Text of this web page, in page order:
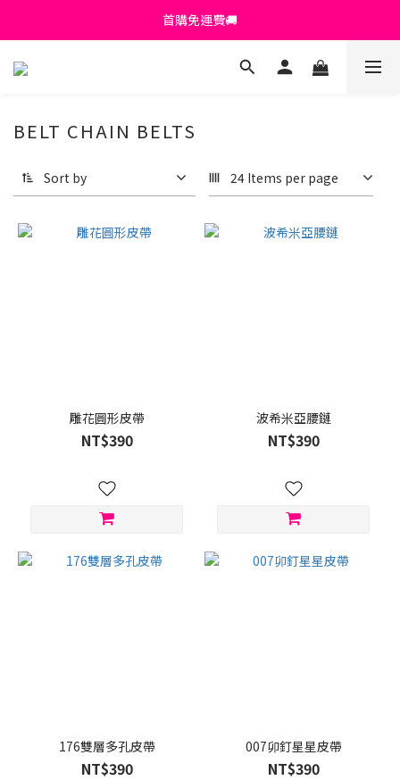
首購免運費🚚
首購免運費🚚
綁定+官方LINE領$200
首購免運費🚚
BELT CHAIN BELTS
Sort by 24 Items per page
雕花圓形皮帶
NT$390
波希米亞腰鏈
NT$390
176雙層多孔皮帶
NT$390
007卯釘星星皮帶
NT$390